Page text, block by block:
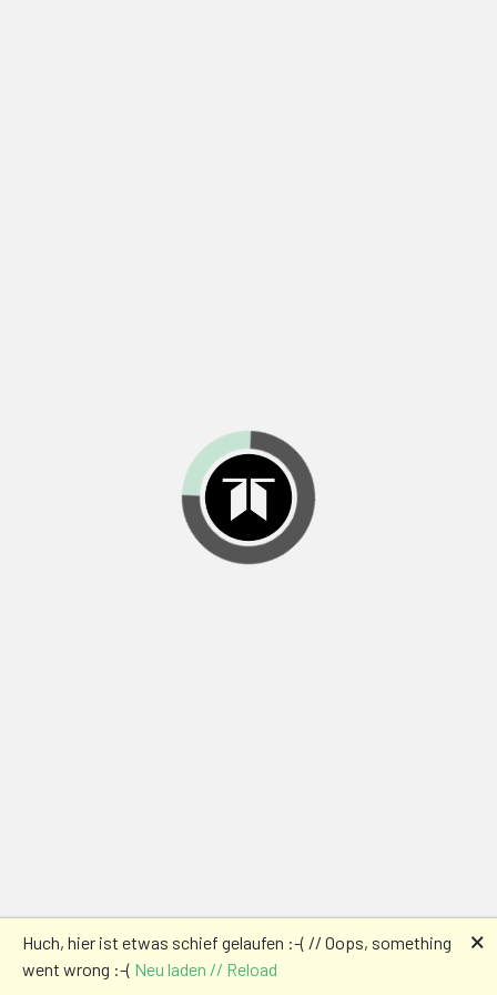
Huch, hier ist etwas schief gelaufen :-( // Oops, something
went wrong :-( Neu laden // Reload
🗙